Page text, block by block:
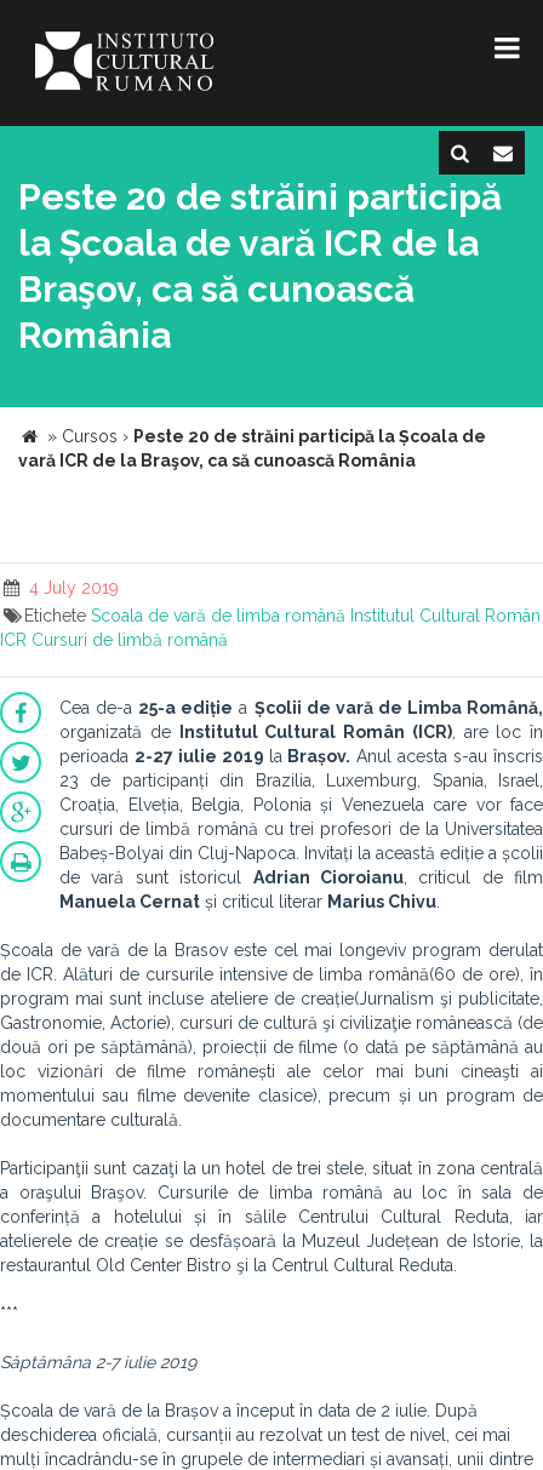
Peste 20 de străini participă
la Școala de vară ICR de la
Braşov, ca să cunoască
România
» Cursos › Peste 20 de străini participă la Școala de
vară ICR de la Braşov, ca să cunoască România
4 July 2019
Etichete Scoala de vară de limba română Institutul Cultural Român
ICR Cursuri de limbă română
Cea de-a 25-a ediție a Școlii de vară de Limba Română,
organizată de
Institutul Cultural Român (ICR), are loc în
perioada 2-27 iulie 2019 la Brașov. Anul acesta s-au înscris
23 de participanți din Brazilia, Luxemburg, Spania, Israel,
Croația, Elveția, Belgia, Polonia și Venezuela care vor face
cursuri de limbă română cu trei profesori de la Universitatea
Babeș-Bolyai din Cluj-Napoca. Invitați la această ediție a școlii
de vară sunt istoricul Adrian Cioroianu, criticul de film
Manuela Cernat și criticul literar Marius Chivu
Școala de vară de la Brasov este cel mai longeviv program derulat
de ICR. Alături de cursurile intensive de limba română(60 de ore), în
program mai sunt incluse ateliere de creație(Jurnalism şi publicitate,
Gastronomie, Actorie), cursuri de cultură şi civilizaţie românească (de
două ori pe săptămână), proiecții de filme (o dată pe săptămână au
loc vizionări de filme românești ale celor mai buni cineaşti ai
momentului sau filme devenite clasice), precum și un program de
documentare culturală.
Participanţii sunt cazaţi la un hotel de trei stele, situat în zona centrală
a oraşului Braşov. Cursurile de limba română au loc în sala de
conferință a hotelului și în sălile Centrului Cultural Reduta, iar
atelierele de creație se desfășoară la Muzeul Județean de Istorie, la
restaurantul Old Center Bistro şi la Centrul Cultural Reduta.
***
Săptămâna 2-7 iulie 2019
Școala de vară de la Brașov a început în data de 2 iulie. După
deschiderea oficială, cursanții au rezolvat un test de nivel, cei mai
mulți încadrându-se în grupele de intermediari și avansați, unii dintre